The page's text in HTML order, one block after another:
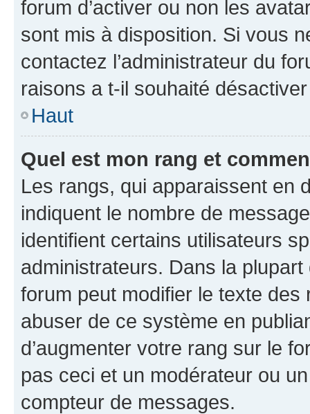
forum d’activer ou non les
sont mis à disposition. Si vous
contactez l’administrateur du
raisons a t-il souhaité
Haut
Quel est mon rang et
Les rangs, qui apparaissent en
indiquent le nombre de
identifient certains utilisateurs
administrateurs. Dans la
forum peut modifier le texte
abuser de ce système en
d’augmenter votre rang sur le
pas ceci et un modérateur ou
compteur de messages.